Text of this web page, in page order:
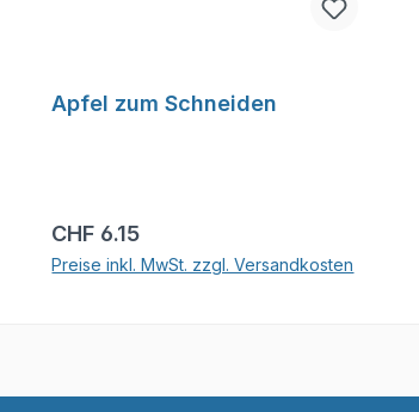
Apfel zum Schneiden
Regulärer Preis:
CHF 6.15
Preise inkl. MwSt. zzgl. Versandkosten